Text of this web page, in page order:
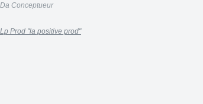
Da Conceptueur
Lp Prod "la positive prod"